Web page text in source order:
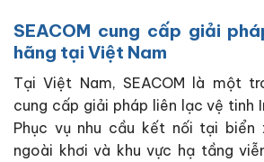
SEACOM cung cấp giải
hãng tại Việt Nam
Tại Việt Nam, SEACOM là một
cung cấp giải pháp liên lạc vệ tinh
Phục vụ nhu cầu kết nối tại biển
ngoài khơi và khu vực hạ tầng